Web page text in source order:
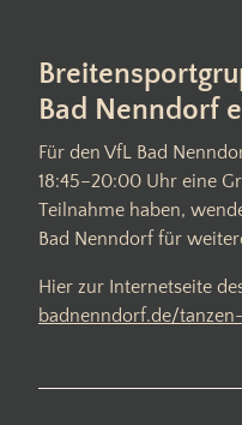
Bad Nenndorf
Für den VfL Bad
18:45–20:00 Uhr eine
Teilnahme haben,
Bad Nenndorf für
Hier zur Internetseite
badnenndorf.de/